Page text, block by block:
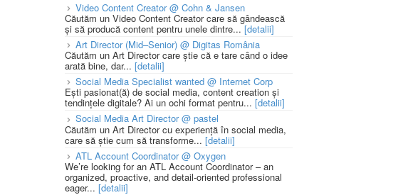
Video Content Creator @ Cohn & Jansen
Căutăm un Video Content Creator care să gândească
și să producă content pentru unele dintre... [detalii]
Art Director (Mid–Senior) @ Digitas România
Căutăm un Art Director care știe că e tare când o idee
arată bine, dar... [detalii]
Social Media Specialist wanted @ Internet Corp
Ești pasionat(ă) de social media, content creation și
tendințele digitale? Ai un ochi format pentru... [detalii]
Social Media Art Director @ pastel
Căutăm un Art Director cu experiență în social media,
care să știe cum să transforme... [detalii]
ATL Account Coordinator @ Oxygen
We’re looking for an ATL Account Coordinator – an
organized, proactive, and detail-oriented professional
eager... [detalii]